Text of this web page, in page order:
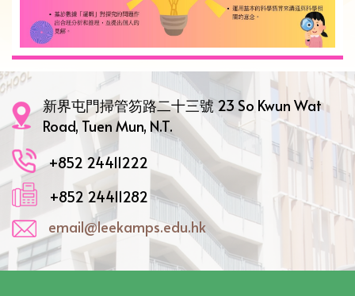
新界屯門掃管笏路二十三號 23 So Kwun Wat
Road, Tuen Mun, N.T.
+852 24411222
+852 24411282
email@leekamps.edu.hk